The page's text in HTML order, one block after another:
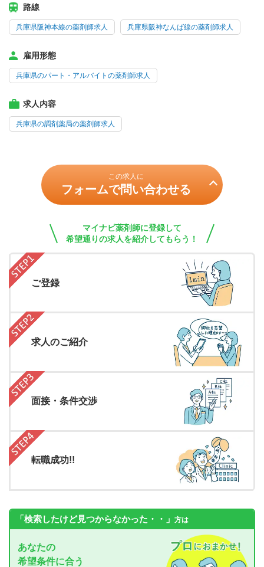
路線
兵庫県阪神本線の薬剤師求人 兵庫県阪神なんば線の薬剤師求人
雇用形態
兵庫県のパート・アルバイトの薬剤師求人
求人内容
兵庫県の調剤薬局の薬剤師求人
この求人に
フォームで問い合わせる
マイナビ薬剤師に登録して
希望通りの求人を紹介してもらう！
ご登録
求人のご紹介
面接・条件交渉
転職成功!!
「検索したけど見つからなかった・・」 方は
あなたの
希望条件に合う